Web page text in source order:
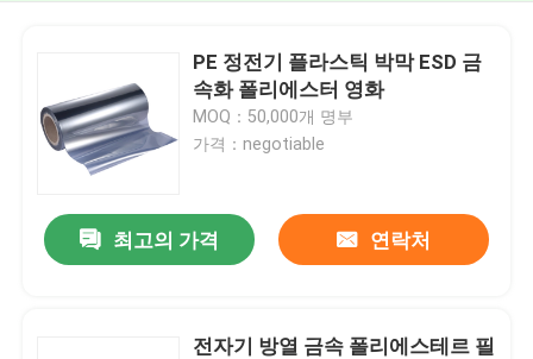
PE 정전기 플라스틱 박막 ESD 금
속화 폴리에스터 영화
MOQ：50,000개 명부
가격：negotiable
최고의 가격 연락처
전자기 방열 금속 폴리에스테르 필